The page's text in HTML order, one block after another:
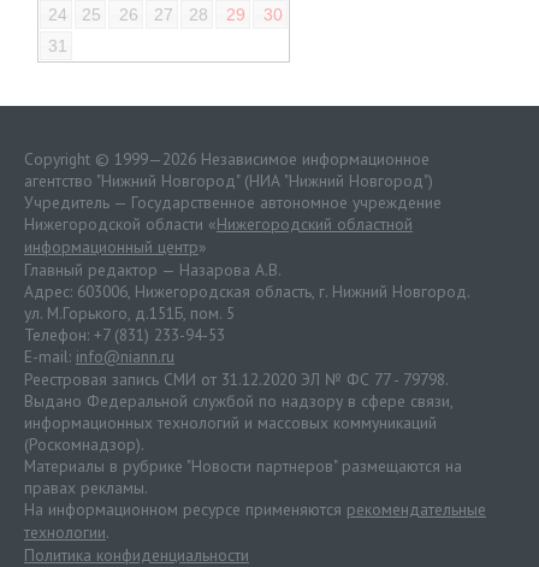
24
25 26 27 28 29
30
31
Copyright © 1999—2026 Независимое информационное
агентство "Нижний Новгород" (НИА "Нижний Новгород")
Учредитель — Государственное автономное учреждение
Нижегородской области «Нижегородский областной
информационный центр»
Главный редактор — Назарова А.В.
Адрес: 603006, Нижегородская область, г. Нижний Новгород.
ул. М.Горького, д.151Б, пом. 5
Телефон: +7 (831) 233-94-53
E-mail: info@niann.ru
Реестровая запись СМИ от 31.12.2020 ЭЛ № ФС 77 - 79798.
Выдано Федеральной службой по надзору в сфере связи,
информационных технологий и массовых коммуникаций
(Роскомнадзор).
Материалы в рубрике "Новости партнеров" размещаются на
правах рекламы.
На информационном ресурсе применяются рекомендательные
технологии.
Политика конфиденциальности